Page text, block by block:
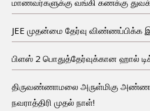
மாணவர்களுக்கு வங்கி கணக்கு
JEE முதன்மை தேர்வு விண்ணப்பிக்க
பிளஸ் 2 பொதுத்தேர்வுக்கான ஹால்
திருவண்ணாமலை அருள்மிகு
நவராத்திரி முதல் நாள்!